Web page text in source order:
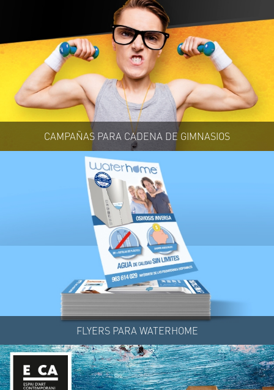
CAMPAÑAS PARA CADENA DE GIMNASIOS
FLYERS PARA WATERHOME